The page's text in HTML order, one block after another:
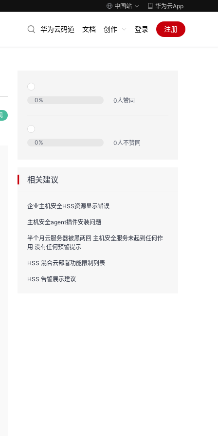
中国站 华为云App
华为云码道 文档 创作 登录 注册
0% 0人赞同
0% 0人不赞同
相关建议
企业主机安全HSS资源显示错误
主机安全agent插件安装问题
半个月云服务器被黑两回 主机安全服务未起到任何作
用 没有任何预警提示
HSS 混合云部署功能限制列表
HSS 告警展示建议